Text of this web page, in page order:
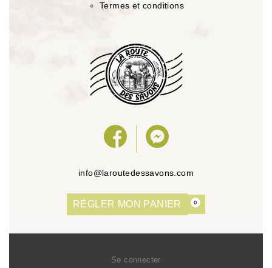
Termes et conditions
info@laroutedessavons.com
RÉGLER MON PANIER 0
Se connecter